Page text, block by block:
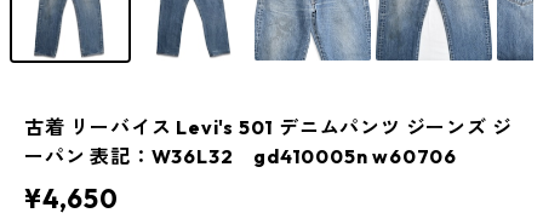
古着 リーバイス Levi's 501 デニムパンツ ジーンズ ジ
ーパン 表記：W36L32 gd410005n w60706
¥4,650